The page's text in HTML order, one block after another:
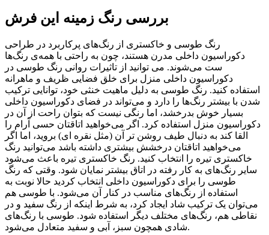
بررسی رنگ زمینه این فرش
رنگ طوسی و خاکستری از رنگ‌های پرکاربرد در طراحی
دکوراسیون داخلی مدرن هستند، چون به راحتی با همه‌ی رنگ‌ها
ست می‌شوند. می توانید از تاثیرات روانی رنگ طوسی در
دکوراسیون داخلی منزل برای خلق فضایی ظریف و ماهرانه
استفاده کنید. رنگ طوسی به دلیل ماهیت خنثی خود، توانایی ترکیب
شدن با بیشتر رنگ‌ها را دارد و می‌تواند در فضای دکوراسیون داخلی
بسیار خوش بدرخشد، اما رنگی نیست که بتوان راحت از آن در
دکوراسیون منزل استفاده کرد. اگر می‌خواهید اتاقتان حسی آرام را
القا کند به دنبال طیف روشن تر آن (مثل نقره ای) بروید، اما اگر
می‌خواهید اتاقتان درخشش بیشتری داشته باشد می‌توانید رنگ
خاکستری تیره‌ را انتخاب کنید. رنگ خاکستری تیره‌ باعث می‌شود
سایر رنگ‌های به کار رفته در اتاق بیشتر نمایان شود. وقتی که رنگ
طوسی را برای دکوراسیون داخلی انتخاب کردید حالا نوبت به
استفاده از رنگ‌های مناسب در کنار آن می‌شود. با طوسی هم
می‌توان یک ترکیب شاد ایجاد کرد، به شرط اینکه از رنگ سفید و در
نقاطی هم، رنگ‌های مختلف دیگر استفاده شود. طوسی با رنگ‌های
شادی همچون سبز، آبی و سفید متعادل می‌شود.